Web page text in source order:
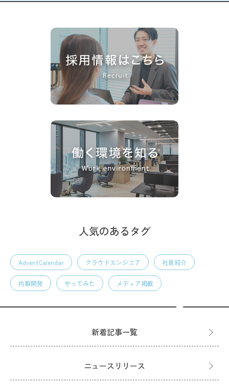
人気のあるタグ
AdventCalendar クラウドエンジニア 社員紹介
内製開発 やってみた メディア掲載
新着記事一覧
ニュースリリース